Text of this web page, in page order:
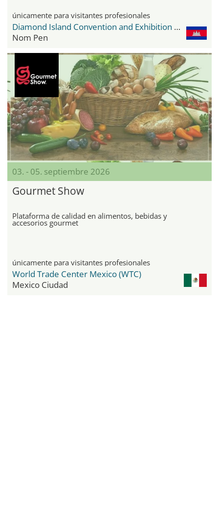
únicamente para visitantes profesionales
Diamond Island Convention and Exhibition Center
Nom Pen
03. - 05. septiembre 2026
Gourmet Show
Plataforma de calidad en alimentos, bebidas y
accesorios gourmet
únicamente para visitantes profesionales
World Trade Center Mexico (WTC)
Mexico Ciudad